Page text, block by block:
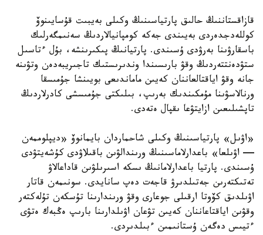
قازاقستاننىڭ حالىق پارتياسىنىڭ وكىلى بەيبىت قۇسايىنوۆ
كوللەدجدەردى بەيىندى جەكە كومپانيالاردىڭ سەنىمگەرلىك
باسقارۋىنا بەرۋدى ۇسىندى. پارتيانىڭ پىكىرىنشە، بۇل ءتاسىل
ستۋدەنتتەردىڭ وقۋ بارىسىندا وندىرىستىك تاجىريبەدەن وتۋىنە
جانە وقۋ اياقتالعاننان كەيىن ماماندىعى بويىنشا جۇمىسقا
ورنالاسۋىنا مۇمكىندىك بەرىپ، بىلىكتى جۇمىسشى كادرلاردىڭ
تاپشىلىعىن ازايتۋعا ىقپال ەتەدى.
«اۋىل» پارتياسىنىڭ وكىلى شاحماردان بايمانوۆ «ديپلوممەن
— اۋىلعا» باعدارلاماسىنىڭ ورىندالۋىن باقىلاۋدى كۇشەيتۋدى
ۇسىندى. پارتيا باعدارلامانىڭ ىسكە اسىرىلۋىن قاداعالاۋ
تەتىكتەرىن جەتىلدىرۋ قاجەت دەپ سانايدى. سونىمەن قاتار
اۋىلدىق كۆوتا ارقىلى جوعارى وقۋ ورىندارىنا تۇسكەن تۇلەكتەر
وقۋىن اياقتاعاننان كەيىن تۋعان اۋىلدارىنا بارىپ ەڭبەك ەتۋى
ءتيىس دەگەن ۇستانىمىن ءبىلدىردى.